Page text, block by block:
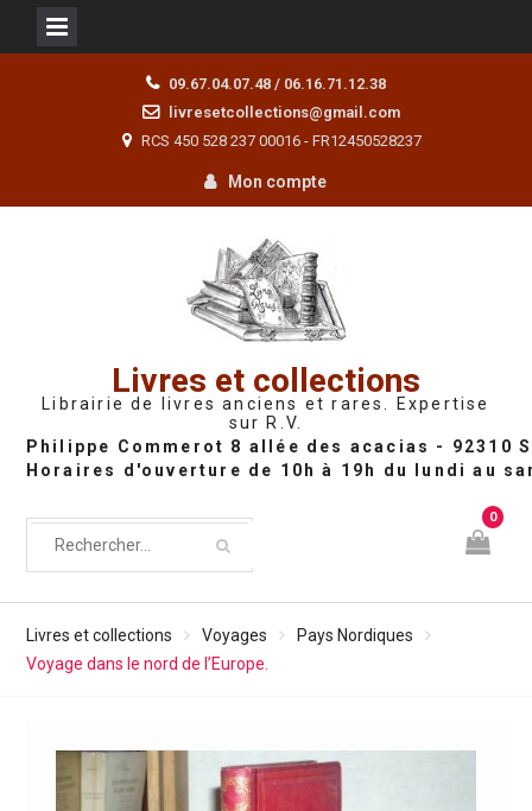
09.67.04.07.48 / 06.16.71.12.38
livresetcollections@gmail.com
RCS 450 528 237 00016 - FR12450528237
Mon compte
Livres et collections
Librairie de livres anciens et rares. Expertise
sur R.V.
0
Livres et collections Voyages
Pays Nordiques
Voyage dans le nord de l’Europe.